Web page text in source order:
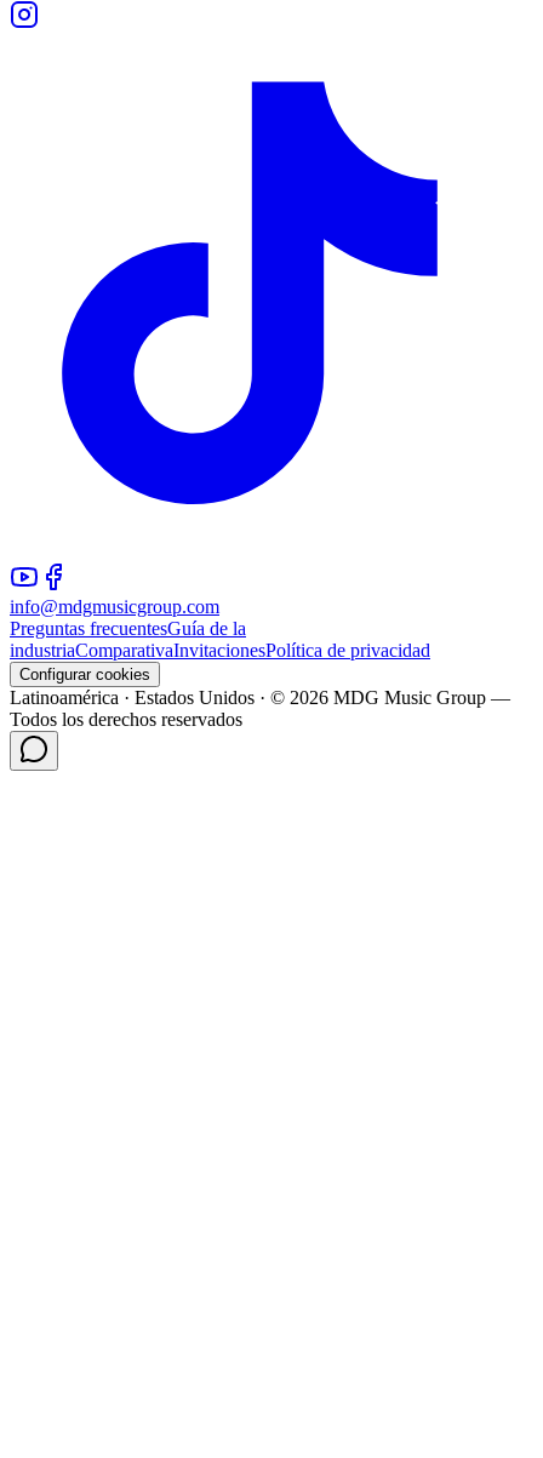
info@mdgmusicgroup.com
Preguntas frecuentesGuía de la
industriaComparativaInvitacionesPolítica de privacidad
Configurar cookies
Latinoamérica · Estados Unidos · © 2026 MDG Music Group —
Todos los derechos reservados